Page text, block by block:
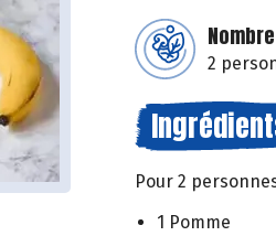
2
Pour 2
1 Pomme